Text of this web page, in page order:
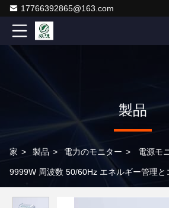
17766392865@163.com
製品
家 > 製品 > 電力のモニター > 電源モ
9999W 周波数 50/60Hz エネルギー管理と